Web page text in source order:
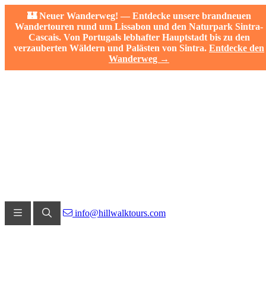
🏰 Neuer Wanderweg! — Entdecke unsere brandneuen
Wandertouren rund um Lissabon und den Naturpark Sintra-
Cascais. Von Portugals lebhafter Hauptstadt bis zu den
verzauberten Wäldern und Palästen von Sintra. Entdecke den
Wanderweg →
info@hillwalktours.com